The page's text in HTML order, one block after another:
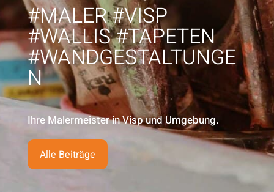
#MALER #VISP
#WALLIS #TAPETEN
#WANDGESTALTUNGE
N
Ihre Malermeister in Visp und Umgebung.
Alle Beiträge